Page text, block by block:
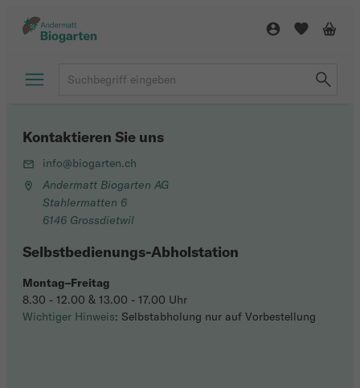
Kontaktieren Sie uns
info@biogarten.ch
Andermatt Biogarten AG
Stahlermatten 6
6146 Grossdietwil
Selbstbedienungs-Abholstation
Montag–Freitag
8.30 - 12.00 & 13.00 - 17.00 Uhr
Wichtiger Hinweis: Selbstabholung nur auf Vorbestellung